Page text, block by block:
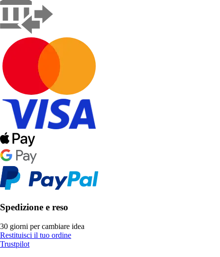
Spedizione e reso
30 giorni per cambiare idea
Restituisci il tuo ordine
Trustpilot